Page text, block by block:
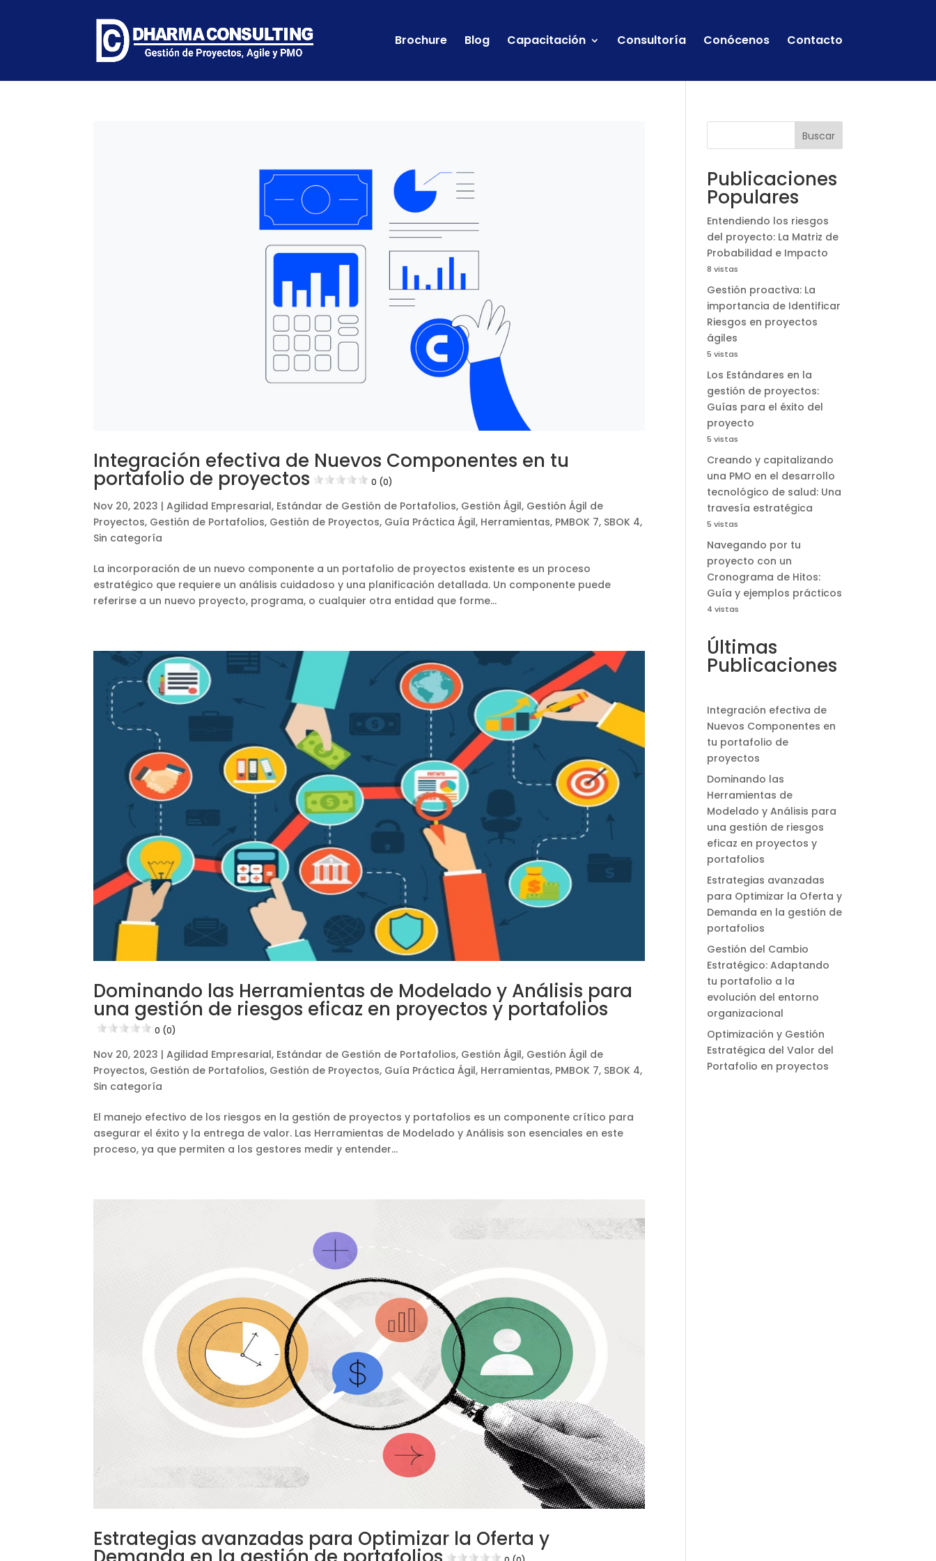
Brochure Blog Capacitación Consultoría Conócenos Contacto
Integración efectiva de Nuevos Componentes en tu
portafolio de proyectos 0 (0)
Nov 20, 2023 |Agilidad Empresarial, Estándar de Gestión de Portafolios, Gestión Ágil, Gestión Ágil de
Proyectos, Gestión de Portafolios, Gestión de Proyectos, Guía Práctica Ágil, Herramientas, PMBOK 7, SBOK 4,
Sin categoría
La incorporación de un nuevo componente a un portafolio de proyectos existente es un proceso
estratégico que requiere un análisis cuidadoso y una planificación detallada. Un componente puede
referirse a un nuevo proyecto, programa, o cualquier otra entidad que forme...
Dominando las Herramientas de Modelado y Análisis para
una gestión de riesgos eficaz en proyectos y portafolios
0 (0)
Nov 20, 2023 |Agilidad Empresarial, Estándar de Gestión de Portafolios, Gestión Ágil, Gestión Ágil de
Proyectos, Gestión de Portafolios, Gestión de Proyectos, Guía Práctica Ágil, Herramientas, PMBOK 7, SBOK 4,
Sin categoría
El manejo efectivo de los riesgos en la gestión de proyectos y portafolios es un componente crítico para
asegurar el éxito y la entrega de valor. Las Herramientas de Modelado y Análisis son esenciales en este
proceso, ya que permiten a los gestores medir y entender...
Estrategias avanzadas para Optimizar la Oferta y
Buscar
Publicaciones
Populares
Entendiendo los riesgos
del proyecto: La Matriz de
Probabilidad e Impacto
8 vistas
Gestión proactiva: La
importancia de Identificar
Riesgos en proyectos
ágiles
5 vistas
Los Estándares en la
gestión de proyectos:
Guías para el éxito del
proyecto
5 vistas
Creando y capitalizando
una PMO en el desarrollo
tecnológico de salud: Una
travesía estratégica
5 vistas
Navegando por tu
proyecto con un
Cronograma de Hitos:
Guía y ejemplos prácticos
4 vistas
Últimas
Publicaciones
Integración efectiva de
Nuevos Componentes en
tu portafolio de
proyectos
Dominando las
Herramientas de
Modelado y Análisis para
una gestión de riesgos
eficaz en proyectos y
portafolios
Estrategias avanzadas
para Optimizar la Oferta y
Demanda en la gestión de
portafolios
Gestión del Cambio
Estratégico: Adaptando
tu portafolio a la
evolución del entorno
organizacional
Optimización y Gestión
Estratégica del Valor del
Portafolio en proyectos